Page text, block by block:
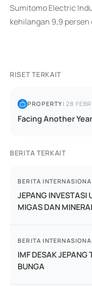
Sumitomo Electric
kehilangan 9,9 persen
RISET TERKAIT
PROPERTY|28
Facing Another
BERITA TERKAIT
BERITA
JEPANG INVESTASI
MIGAS DAN
BERITA
IMF DESAK JEPANG
BUNGA